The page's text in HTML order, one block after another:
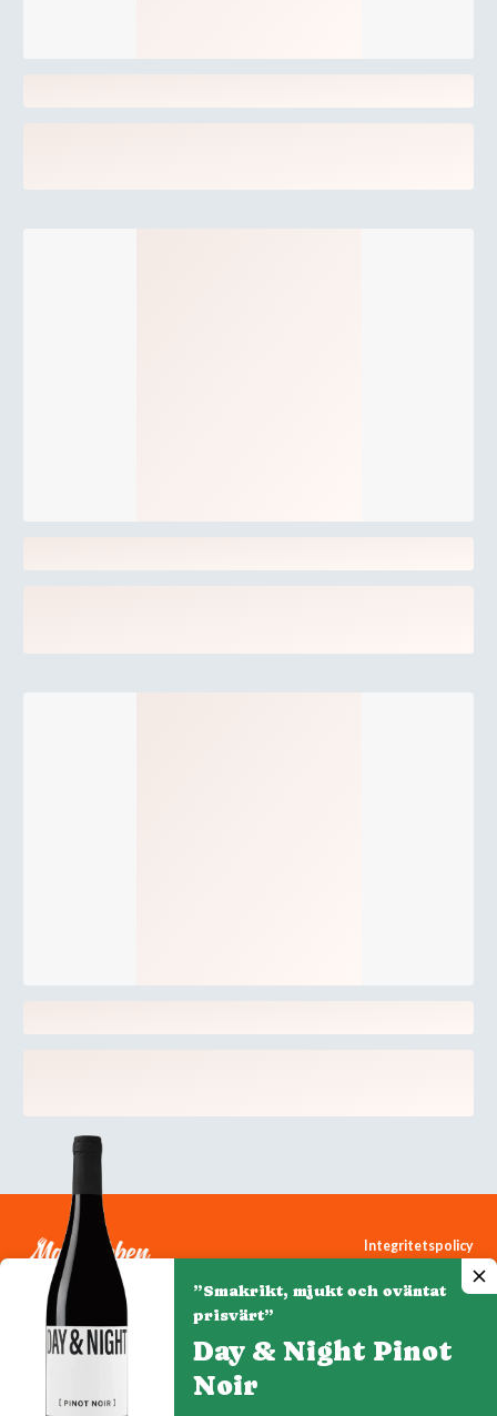
Integritetspolicy
Cookiepolicy
Denna webbplats drivs av Vinklubben i Norden AB
”Smakrikt, mjukt och oväntat
prisvärt”
Day & Night Pinot
Noir